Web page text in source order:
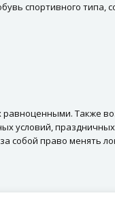
спортивного типа,
равноценными. Также
условий,
собой право менять